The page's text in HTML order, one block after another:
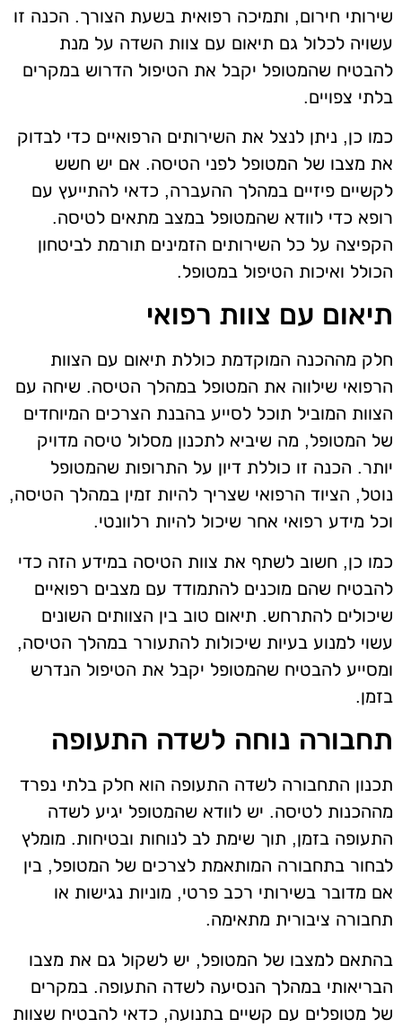
שירותי חירום, ותמיכה רפואית בשעת הצורך. הכנה זו
עשויה לכלול גם תיאום עם צוות השדה על מנת
להבטיח שהמטופל יקבל את הטיפול הדרוש במקרים
בלתי צפויים.
כמו כן, ניתן לנצל את השירותים הרפואיים כדי לבדוק
את מצבו של המטופל לפני הטיסה. אם יש חשש
לקשיים פיזיים במהלך ההעברה, כדאי להתייעץ עם
רופא כדי לוודא שהמטופל במצב מתאים לטיסה.
הקפיצה על כל השירותים הזמינים תורמת לביטחון
הכולל ואיכות הטיפול במטופל.
תיאום עם צוות רפואי
חלק מההכנה המוקדמת כוללת תיאום עם הצוות
הרפואי שילווה את המטופל במהלך הטיסה. שיחה עם
הצוות המוביל תוכל לסייע בהבנת הצרכים המיוחדים
של המטופל, מה שיביא לתכנון מסלול טיסה מדויק
יותר. הכנה זו כוללת דיון על התרופות שהמטופל
נוטל, הציוד הרפואי שצריך להיות זמין במהלך הטיסה,
וכל מידע רפואי אחר שיכול להיות רלוונטי.
כמו כן, חשוב לשתף את צוות הטיסה במידע הזה כדי
להבטיח שהם מוכנים להתמודד עם מצבים רפואיים
שיכולים להתרחש. תיאום טוב בין הצוותים השונים
עשוי למנוע בעיות שיכולות להתעורר במהלך הטיסה,
ומסייע להבטיח שהמטופל יקבל את הטיפול הנדרש
בזמן.
תחבורה נוחה לשדה התעופה
תכנון התחבורה לשדה התעופה הוא חלק בלתי נפרד
מההכנות לטיסה. יש לוודא שהמטופל יגיע לשדה
התעופה בזמן, תוך שימת לב לנוחות ובטיחות. מומלץ
לבחור בתחבורה המותאמת לצרכים של המטופל, בין
אם מדובר בשירותי רכב פרטי, מוניות נגישות או
תחבורה ציבורית מתאימה.
בהתאם למצבו של המטופל, יש לשקול גם את מצבו
הבריאותי במהלך הנסיעה לשדה התעופה. במקרים
של מטופלים עם קשיים בתנועה, כדאי להבטיח שצוות